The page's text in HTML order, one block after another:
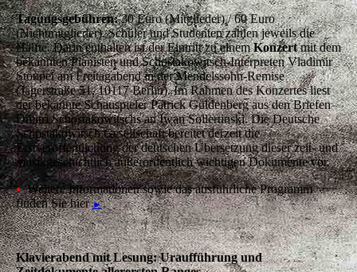
Tagungsgebühren:30 Euro (Mitglieder) / 60 Euro
(Nichtmitglieder). Schüler und Studenten zahlen jeweils die
Hälfte. Darin enthalten ist der Eintritt zu einemKonzertmit dem
bekannten Pianisten und Schostakowitsch-Interpreten Vladimir
Stoupel am Freitagabend in der Mendelssohn-Remise
(Jägerstraße 51, 10117 Berlin). Im Rahmen des Konzertes liest
der bekannte Schauspieler Patrick Güldenberg aus den Briefen
Dmitri Schostakowitschs an Iwan Sollertinski. Die Deutsche
Schostakowitsch Gesellschaft bereitet derzeit die
Erstveröffentlichung der deutschen Übersetzung dieser zeit- und
musikgeschichtlich außerordentlich wichtigen Dokumente vor.
•Weitere Informationen sowie das ausführliche Programm
finden Sie hier►
Klavierabend mit Lesung: Uraufführung und